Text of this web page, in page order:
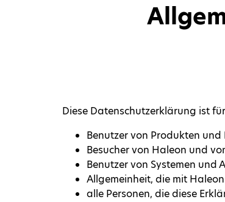
Diese Datenschutzerklärung ist
Benutzer von Produkten
Besucher von Haleon und
Benutzer von Systemen und
Allgemeinheit, die mit
alle Personen, die diese